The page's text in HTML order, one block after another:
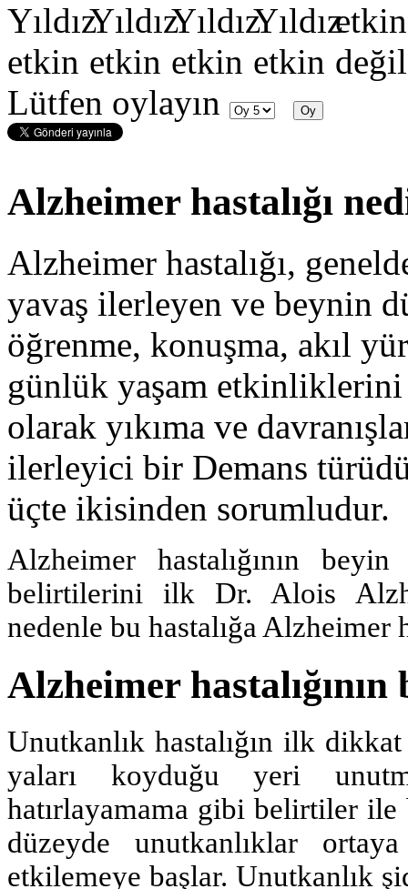
Lütfen oylayın
Alzheimer hastalığı
Alzheimer hastalığı,
yavaş ilerleyen ve beynin
öğrenme, konuşma, akıl
günlük yaşam
olarak yıkıma ve
ilerleyici bir Demans
üçte ikisinden sorumludur.
Alzheimer hastalığının
belirtilerini ilk Dr. Alois
nedenle bu hastalığa Alzheimer
Alzheimer
Unutkanlık hastalığın ilk
yaları koyduğu yeri
hatırlayamama gibi belirtiler
düzeyde unutkanlıklar
etkilemeye başlar. Unutkanlık